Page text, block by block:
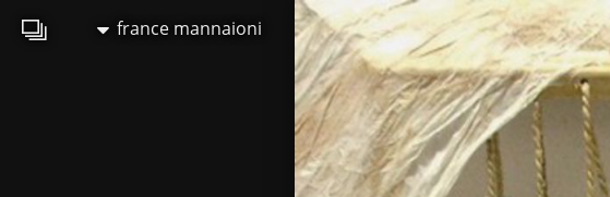
france mannaioni